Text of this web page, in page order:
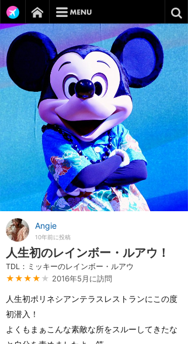
Angie
10年前に投稿
人生初のレインボー・ルアウ！
TDL：ミッキーのレインボー・ルアウ
★★★★ ★ 2016年5月に訪問
人生初ポリネシアンテラスレストランにこの度
初潜入！
よくもまぁこんな素敵な所をスルーしてきたな